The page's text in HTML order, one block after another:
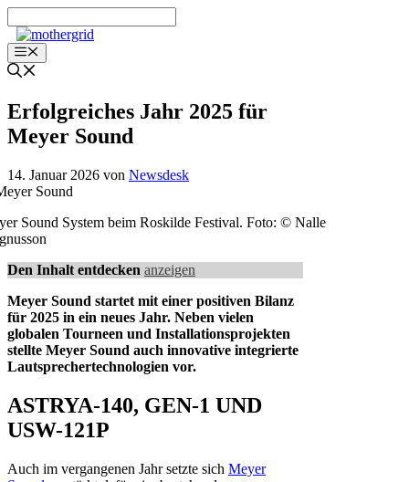
Inhalt
springenMenü
Erfolgreiches Jahr 2025 für
Meyer Sound
14. Januar 2026 von Newsdesk
Sound System beim Roskilde Festival. Foto: © Nalle
Den Inhalt entdecken anzeigen
Meyer Sound startet mit einer positiven Bilanz
für 2025 in ein neues Jahr. Neben vielen
globalen Tourneen und Installationsprojekten
stellte Meyer Sound auch innovative integrierte
Lautsprechertechnologien vor.
ASTRYA-140, GEN-1 UND
USW-121P
Auch im vergangenen Jahr setzte sich Meyer